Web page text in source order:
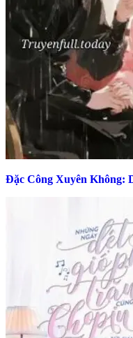
Đặc Công Xuyên Không: